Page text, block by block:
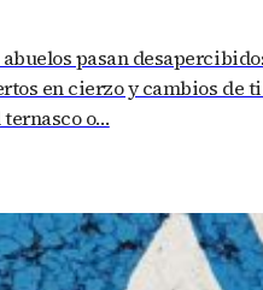
pasan
en cierzo y cambios de
ternasco o…